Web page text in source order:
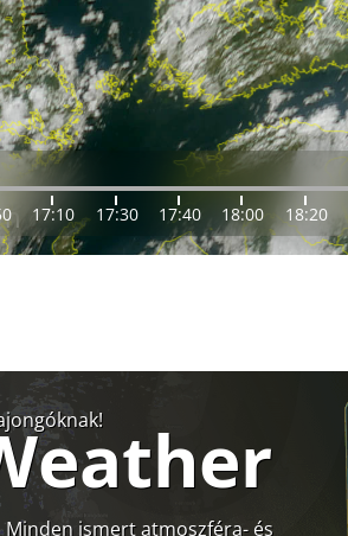
17:10 17:30 17:40 18:00 18:20
Minden ismert atmoszféra- és